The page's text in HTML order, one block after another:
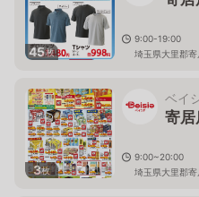
45枚
9:00-19:00 ※
埼玉県大里郡
3枚
ベイ
寄居
9:00~20:00
埼玉県大里郡